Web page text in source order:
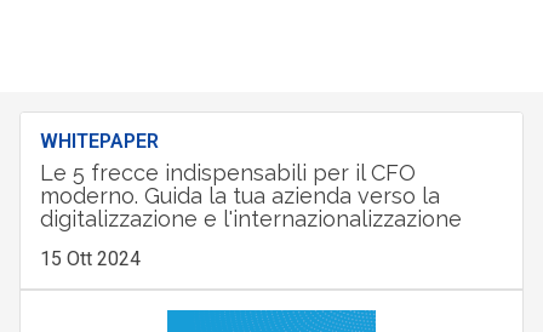
WHITEPAPER
Le 5 frecce indispensabili per il CFO
moderno. Guida la tua azienda verso la
digitalizzazione e l'internazionalizzazione
15 Ott 2024